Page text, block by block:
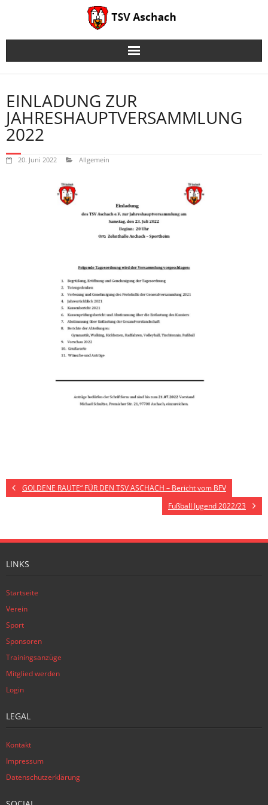
EINLADUNG ZUR
JAHRESHAUPTVERSAMMLUNG
2022
20. Juni 2022 Allgemein
GOLDENE RAUTE“ FÜR DEN TSV ASCHACH – Bericht vom BFV
Fußball Jugend 2022/23
LINKS
Startseite
Verein
Sport
Sponsoren
Trainingsanzüge
Mitglied werden
Login
LEGAL
Kontakt
Impressum
Datenschutzerklärung